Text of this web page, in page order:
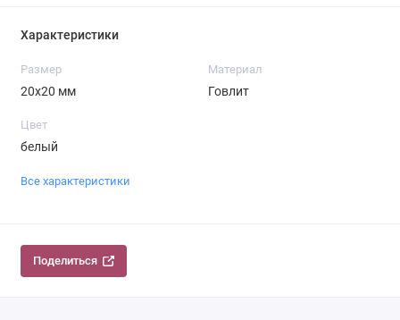
Характеристики
Размер
20х20 мм
Материал
Говлит
Цвет
белый
Все характеристики
Поделиться